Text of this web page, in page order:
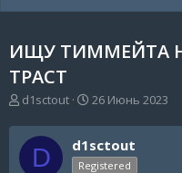
ИЩУ ТИММЕЙТА
ТРАСТ
А
т
о
р
d1sctout
Д
т
а
н
26 Июнь 2023
D d1sctout
Registered